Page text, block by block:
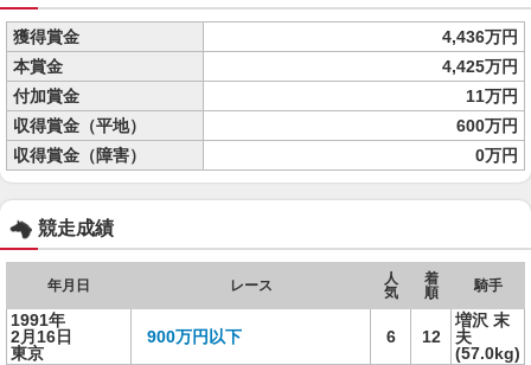
獲得賞金
4,436万円
本賞金
4,425万円
付加賞金
11万円
収得賞金（平地）
600万円
収得賞金（障害）
0万円
競走成績
年月日 レース
人
気
着
順
騎手
1991年
2月16日
東京
900万円以下 6 12
増沢 末
夫
(57.0kg)